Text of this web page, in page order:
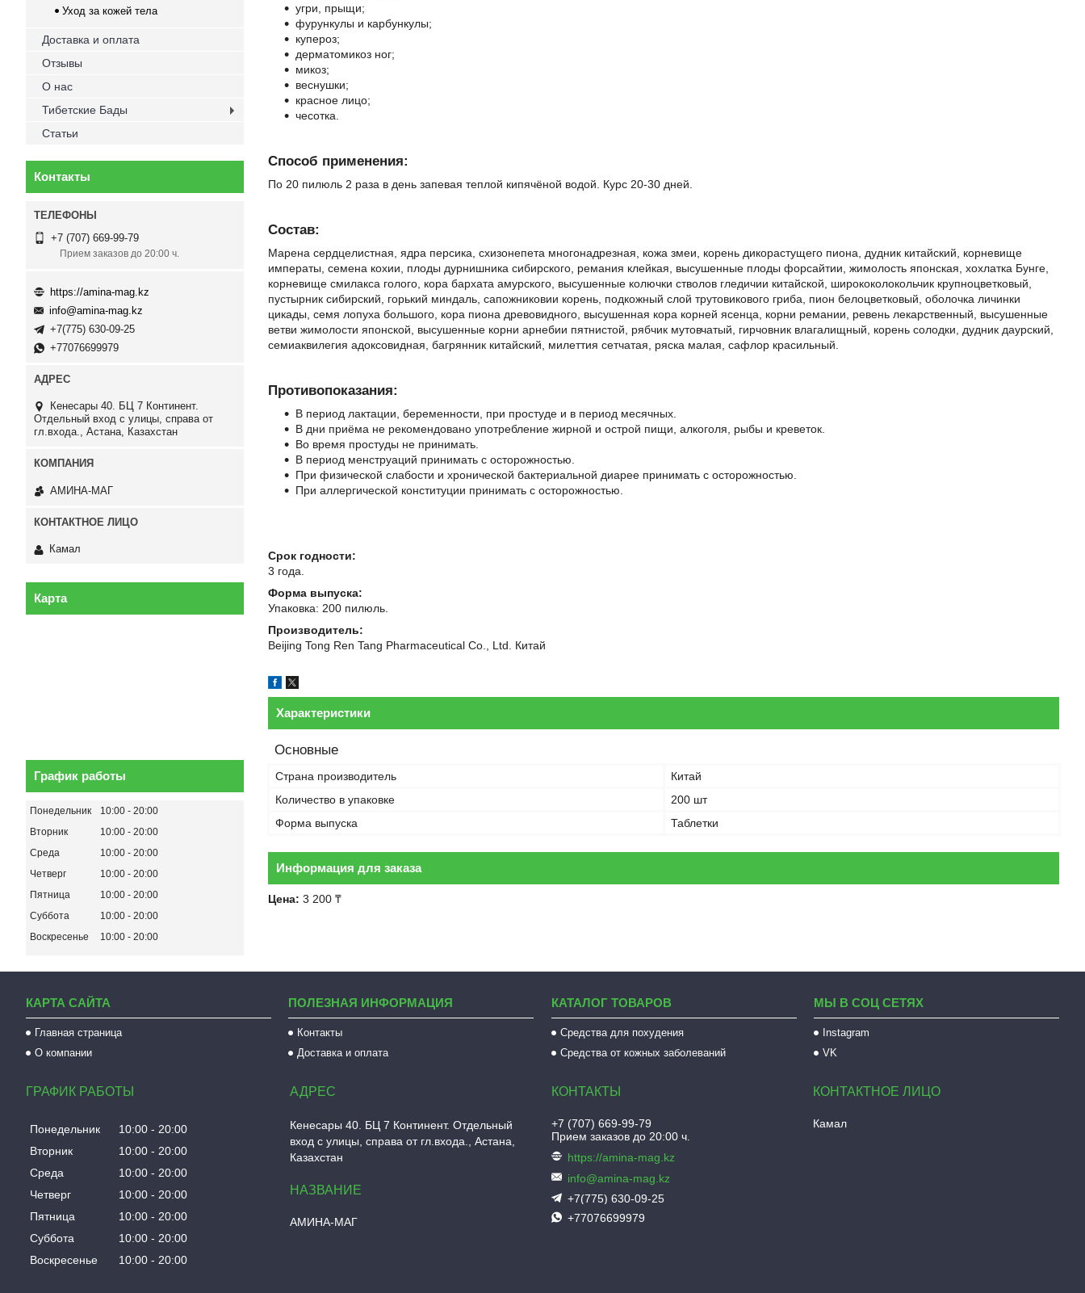
угри, прыщи;
фурункулы и карбункулы;
купероз;
дерматомикоз ног;
микоз;
веснушки;
красное лицо;
чесотка.
Способ применения:
По 20 пилюль 2 раза в день запевая теплой кипячёной водой. Курс 20-30 дней.
Состав:
Марена сердцелистная, ядра персика, схизонепета многонадрезная, кожа змеи, корень дикорастущего пиона, дудник китайский, корневище
императы, семена кохии, плоды дурнишника сибирского, ремания клейкая, высушенные плоды форсайтии, жимолость японская, хохлатка Бунге,
корневище смилакса голого, кора бархата амурского, высушенные колючки стволов гледичии китайской, ширококолокольчик крупноцветковый,
пустырник сибирский, горький миндаль, сапожниковии корень, подкожный слой трутовикового гриба, пион белоцветковый, оболочка личинки
цикады, семя лопуха большого, кора пиона древовидного, высушенная кора корней ясенца, корни ремании, ревень лекарственный, высушенные
ветви жимолости японской, высушенные корни арнебии пятнистой, рябчик мутовчатый, гирчовник влагалищный, корень солодки, дудник даурский,
семиаквилегия адоксовидная, багрянник китайский, милеттия сетчатая, ряска малая, сафлор красильный.
Противопоказания:
В период лактации, беременности, при простуде и в период месячных.
В дни приёма не рекомендовано употребление жирной и острой пищи, алкоголя, рыбы и креветок.
Во время простуды не принимать.
В период менструаций принимать с осторожностью.
При физической слабости и хронической бактериальной диарее принимать с осторожностью.
При аллергической конституции принимать с осторожностью.
Срок годности:
3 года.
Форма выпуска:
Упаковка: 200 пилюль.
Производитель:
Beijing Tong Ren Tang Pharmaceutical Co., Ltd. Китай
Характеристики
Основные
Страна производитель
Китай
Количество в упаковке
200 шт
Форма выпуска
Таблетки
Информация для заказа
Цена: 3 200 ₸
Уход за кожей тела
Доставка и оплата
Отзывы
О нас
Тибетские Бады
Статьи
Контакты
+7 (707) 669-99-79
Прием заказов до 20:00 ч.
https://amina-mag.kz
info@amina-mag.kz
+7(775) 630-09-25
+77076699979
Кенесары 40. БЦ 7 Континент.
Отдельный вход с улицы, справа от
гл.входа., Астана, Казахстан
АМИНА-МАГ
Камал
Карта
График работы
Понедельник 10:00
20:00
Вторник
10:00
20:00
Среда
10:00
20:00
Четверг
10:00
20:00
Пятница
10:00
20:00
Суббота
10:00
20:00
Воскресенье
10:00 20:00
КАРТА САЙТА
Главная страница
О компании
ПОЛЕЗНАЯ ИНФОРМАЦИЯ
Контакты
Доставка и оплата
КАТАЛОГ ТОВАРОВ
Средства для похудения
Средства от кожных заболеваний
МЫ В СОЦ СЕТЯХ
Instagram
VK
ГРАФИК РАБОТЫ
Понедельник 10:00
20:00
Вторник
10:00
20:00
Среда
10:00
20:00
Четверг
10:00
20:00
Пятница
10:00
20:00
Суббота
10:00
20:00
Воскресенье
10:00 20:00
Кенесары 40. БЦ 7 Континент. Отдельный
вход с улицы, справа от гл.входа., Астана,
Казахстан
АМИНА-МАГ
+7 (707) 669-99-79
Прием заказов до 20:00 ч.
https://amina-mag.kz
info@amina-mag.kz
+7(775) 630-09-25
+77076699979
Камал